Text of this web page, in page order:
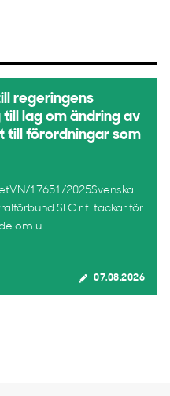
regeringens
lag om ändring av
till förordningar som
17651/2025Svenska
SLC r.f. tackar för
om u...
07.08.2026